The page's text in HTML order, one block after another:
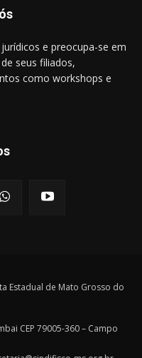
e preocupa-se em
seus filiados,
como workshops e
Estadual de Mato Grosso do
CEP 79005-360 – Campo